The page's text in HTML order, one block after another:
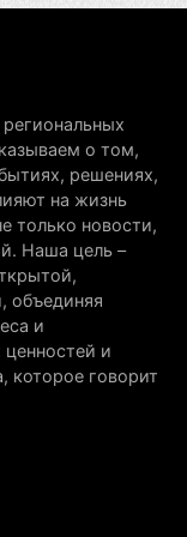
не
166
дня
243
о том,
решениях,
на жизнь
только новости,
Наша цель –
объединяя
и
и
которое говорит